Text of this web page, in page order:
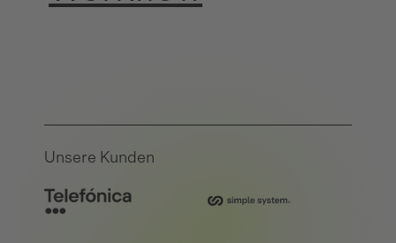
Unsere Kunden